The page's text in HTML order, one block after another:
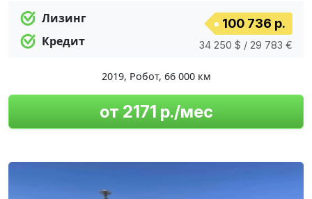
Лизинг
Кредит
100 736 р.
34 250 $ / 29 783 €
2019, Робот, 66 000 км
от 2171 р./мес